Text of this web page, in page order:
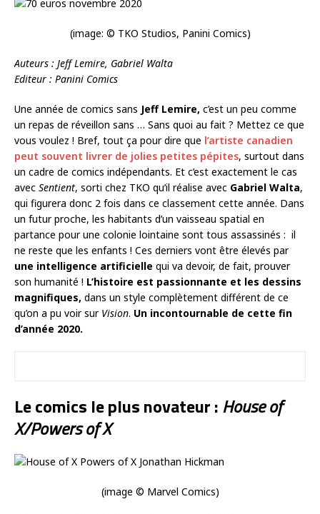
(image: © TKO Studios, Panini Comics)
Auteurs : Jeff Lemire, Gabriel Walta
Editeur : Panini Comics
Une année de comics sans Jeff Lemire, c’est un peu comme
un repas de réveillon sans … Sans quoi au fait ? Mettez ce que
vous voulez ! Bref, tout ça pour dire que l’artiste canadien
peut souvent livrer de jolies petites pépites, surtout dans
un cadre de comics indépendants. Et c’est exactement le cas
avec Sentient, sorti chez TKO qu’il réalise avec Gabriel Walta,
qui figurera donc 2 fois dans ce classement cette année. Dans
un futur proche, les habitants d’un vaisseau spatial en
partance pour une colonie lointaine sont tous assassinés : il
ne reste que les enfants ! Ces derniers vont être élevés par
une intelligence artificielle qui va devoir, de fait, prouver
son humanité ! L’histoire est passionnante et les dessins
magnifiques, dans un style complètement différent de ce
qu’on a pu voir sur Vision. Un incontournable de cette fin
d’année 2020.
Le comics le plus novateur :House of
X/Powers of X
(image © Marvel Comics)